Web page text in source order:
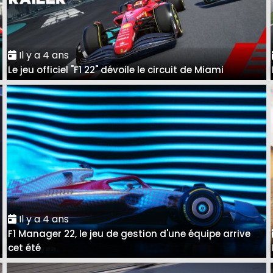
Il y a 4 ans
Le jeu officiel "F1 22" dévoile le circuit de Miami
Il y a 4 ans
F1 Manager 22, le jeu de gestion d'une équipe arrive
cet été